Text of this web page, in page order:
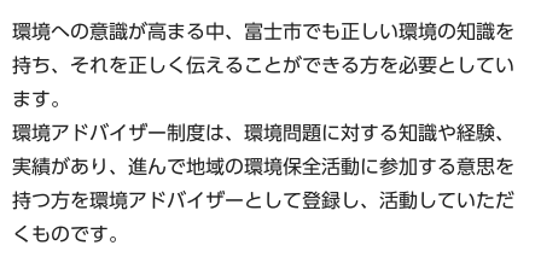
環境への意識が高まる中、富士市でも正しい環境の知識を
持ち、それを正しく伝えることができる方を必要としてい
ます。
環境アドバイザー制度は、環境問題に対する知識や経験、
実績があり、進んで地域の環境保全活動に参加する意思を
持つ方を環境アドバイザーとして登録し、活動していただ
くものです。